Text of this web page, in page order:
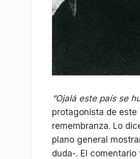
“Ojalá este país se
protagonista de
remembranza. Lo
plano general
duda-. El